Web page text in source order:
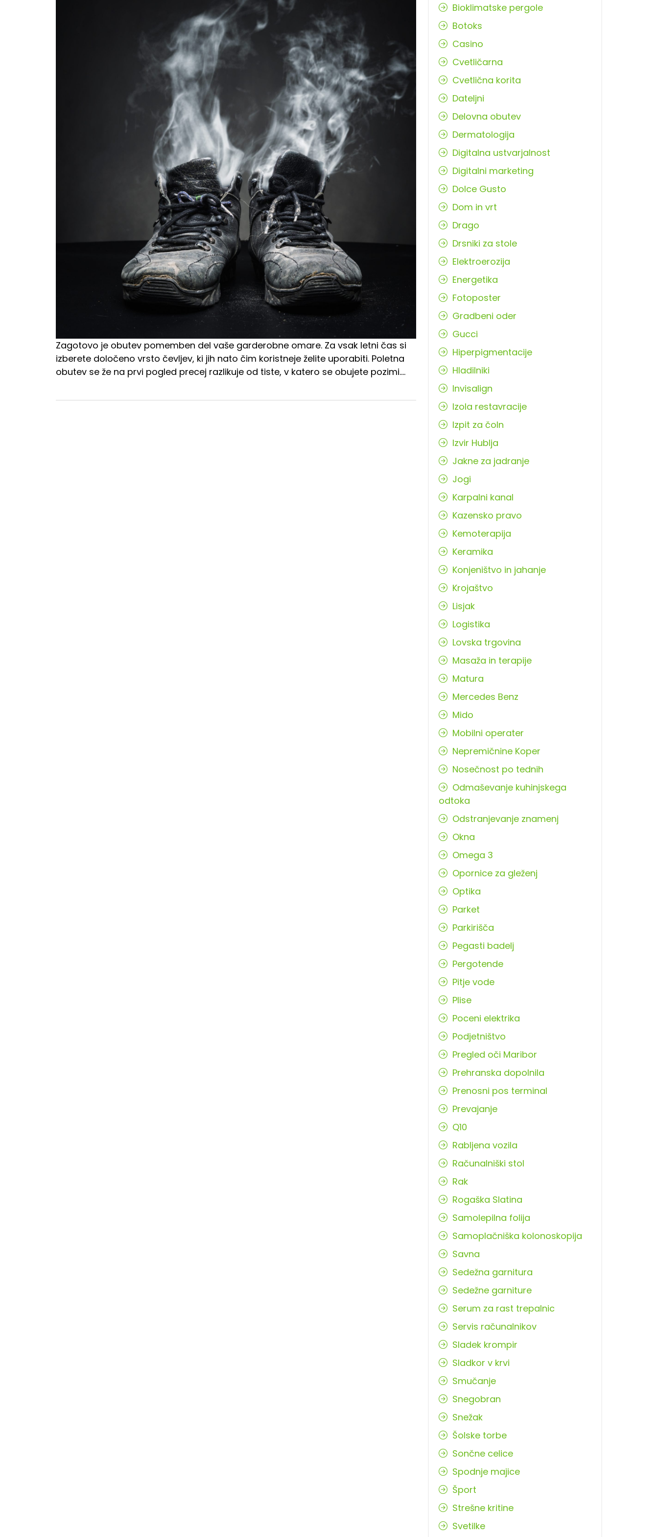
Zagotovo je obutev pomemben del vaše garderobne omare. Za vsak letni čas si
izberete določeno vrsto čevljev, ki jih nato čim koristneje želite uporabiti. Poletna
obutev se že na prvi pogled precej razlikuje od tiste, v katero se obujete pozimi.…
Bioklimatske pergole
Botoks
Casino
Cvetličarna
Cvetlična korita
Dateljni
Delovna obutev
Dermatologija
Digitalna ustvarjalnost
Digitalni marketing
Dolce Gusto
Dom in vrt
Drago
Drsniki za stole
Elektroerozija
Energetika
Fotoposter
Gradbeni oder
Gucci
Hiperpigmentacije
Hladilniki
Invisalign
Izola restavracije
Izpit za čoln
Izvir Hublja
Jakne za jadranje
Jogi
Karpalni kanal
Kazensko pravo
Kemoterapija
Keramika
Konjeništvo in jahanje
Krojaštvo
Lisjak
Logistika
Lovska trgovina
Masaža in terapije
Matura
Mercedes Benz
Mido
Mobilni operater
Nepremičnine Koper
Nosečnost po tednih
Odmaševanje kuhinjskega
odtoka
Odstranjevanje znamenj
Okna
Omega 3
Opornice za gleženj
Optika
Parket
Parkirišča
Pegasti badelj
Pergotende
Pitje vode
Plise
Poceni elektrika
Podjetništvo
Pregled oči Maribor
Prehranska dopolnila
Prenosni pos terminal
Prevajanje
Q10
Rabljena vozila
Računalniški stol
Rak
Rogaška Slatina
Samolepilna folija
Samoplačniška kolonoskopija
Savna
Sedežna garnitura
Sedežne garniture
Serum za rast trepalnic
Servis računalnikov
Sladek krompir
Sladkor v krvi
Smučanje
Snegobran
Snežak
Šolske torbe
Sončne celice
Spodnje majice
Šport
Strešne kritine
Svetilke